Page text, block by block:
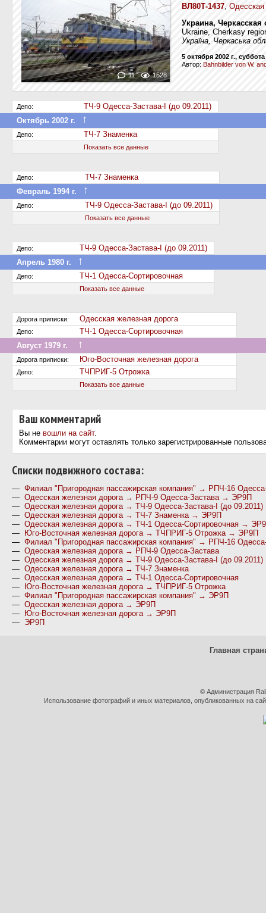
11 1528
ВЛ80Т-1437, Одесская
Украина,
Ukraine, Cherkasy
Україна, Черкаська
5 октября 2002 г., суббота
Автор: Bahnbilder von W.
Депо:
ТЧ-9 Одесса-Застава-І (до 09.2011)
Октябрь 2002 г.
↑
Депо: ТЧ-7 Знаменка
Показать все данные
Депо:
ТЧ-7 Знаменка
Февраль 1994 г.
↑
Депо: ТЧ-9 Одесса-Застава-І (до 09.2011)
Показать все данные
Депо:
ТЧ-9 Одесса-Застава-І (до 09.2011)
Апрель 1980 г.
↑
Депо: ТЧ-1 Одесса-Сортировочная
Показать все данные
Дорога приписки: Одесская железная дорога
Депо:
ТЧ-1 Одесса-Сортировочная
Август 1979 г.
↑
Дорога приписки: Юго-Восточная железная дорога
Депо: ТЧПРИГ-5 Отрожка
Показать все данные
Ваш комментарий
Вы не вошли на сайт.
Комментарии могут оставлять только зарегистрированные
Cписки подвижного состава:
— Филиал "Пригородная пассажирская компания" → РПЧ-16
— Одесская железная дорога → РПЧ-9 Одесса-Застава → ЭР9П
— Одесская железная дорога → ТЧ-9 Одесса-Застава-І (до
— Одесская железная дорога → ТЧ-7 Знаменка → ЭР9П
— Одесская железная дорога → ТЧ-1 Одесса-Сортировочная →
—
Юго-Восточная железная дорога → ТЧПРИГ-5 Отрожка → ЭР9П
— Филиал "Пригородная пассажирская компания" → РПЧ-16
— Одесская железная дорога → РПЧ-9 Одесса-Застава
— Одесская железная дорога → ТЧ-9 Одесса-Застава-І (до 09.2011)
— Одесская железная дорога → ТЧ-7 Знаменка
— Одесская железная дорога → ТЧ-1 Одесса-Сортировочная
—
Юго-Восточная железная дорога → ТЧПРИГ-5 Отрожка
— Филиал "Пригородная пассажирская компания" → ЭР9П
— Одесская железная дорога → ЭР9П
—
Юго-Восточная железная дорога → ЭР9П
— ЭР9П
Главная
© Администрация
Использование фотографий и иных материалов, опубликованных на